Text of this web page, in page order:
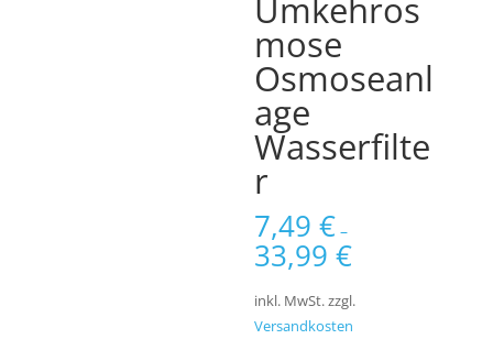
Umkehros
mose
Osmoseanl
age
Wasserfilte
r
7,49€ –
33,99€
inkl. MwSt.zzgl.
Versandkosten